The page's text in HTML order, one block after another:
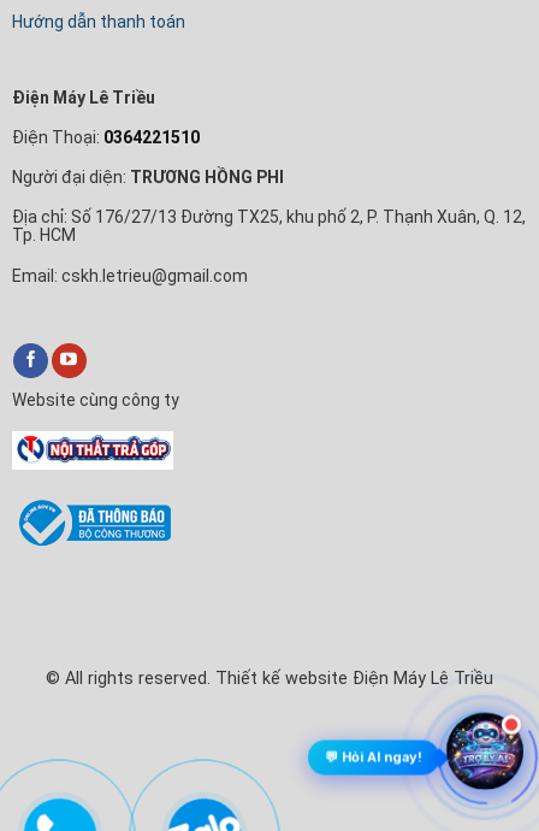
Hướng dẫn thanh toán
Điện Máy Lê Triều
Điện Thoại: 0364221510
Người đại diện: TRƯƠNG HỒNG PHI
Địa chỉ: Số 176/27/13 Đường TX25, khu phố 2, P. Thạnh Xuân, Q. 12,
Tp. HCM
Email: cskh.letrieu@gmail.com
Website cùng công ty
© All rights reserved. Thiết kế website Điện Máy Lê Triều
Nội Thất Trả Góp
💬 Chat với Nội Thất Trả Góp
💬 Hỏi AI ngay!